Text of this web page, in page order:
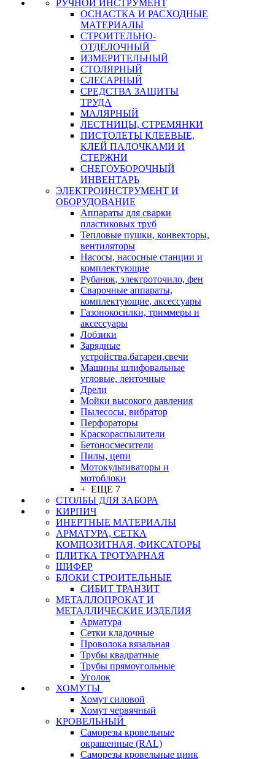
РУЧНОЙ ИНСТРУМЕНТ
ОСНАСТКА И РАСХОДНЫЕ
МАТЕРИАЛЫ
СТРОИТЕЛЬНО-
ОТДЕЛОЧНЫЙ
ИЗМЕРИТЕЛЬНЫЙ
СТОЛЯРНЫЙ
СЛЕСАРНЫЙ
СРЕДСТВА ЗАЩИТЫ
ТРУДА
МАЛЯРНЫЙ
ЛЕСТНИЦЫ, СТРЕМЯНКИ
ПИСТОЛЕТЫ КЛЕЕВЫЕ,
КЛЕЙ ПАЛОЧКАМИ И
СТЕРЖНИ
СНЕГОУБОРОЧНЫЙ
ИНВЕНТАРЬ
ЭЛЕКТРОИНСТРУМЕНТ И
ОБОРУДОВАНИЕ
Аппараты для сварки
пластиковых труб
Тепловые пушки, конвекторы,
вентиляторы
Насосы, насосные станции и
комплектующие
Рубанок, электроточило, фен
Сварочные аппараты,
комплектующие, аксессуары
Газонокосилки, триммеры и
аксессуары
Лобзики
Зарядные
устройства,батареи,свечи
Машины шлифовальные
угловые, ленточные
Дрели
Мойки высокого давления
Пылесосы, вибратор
Перфораторы
Краскораспылители
Бетоносмесители
Пилы, цепи
Мотокультиваторы и
мотоблоки
+ ЕЩЕ 7
СТОЛБЫ ДЛЯ ЗАБОРА
КИРПИЧ
ИНЕРТНЫЕ МАТЕРИАЛЫ
АРМАТУРА, СЕТКА
КОМПОЗИТНАЯ, ФИКСАТОРЫ
ПЛИТКА ТРОТУАРНАЯ
ШИФЕР
БЛОКИ СТРОИТЕЛЬНЫЕ
СИБИТ ТРАНЗИТ
МЕТАЛЛОПРОКАТ И
МЕТАЛЛИЧЕСКИЕ ИЗДЕЛИЯ
Арматура
Сетки кладочные
Проволока вязальная
Трубы квадратные
Трубы прямоугольные
Уголок
ХОМУТЫ
Хомут силовой
Хомут червячный
КРОВЕЛЬНЫЙ
Саморезы кровельные
окрашенные (RAL)
Саморезы кровельные цинк